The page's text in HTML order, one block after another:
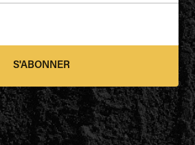
S'ABONNER